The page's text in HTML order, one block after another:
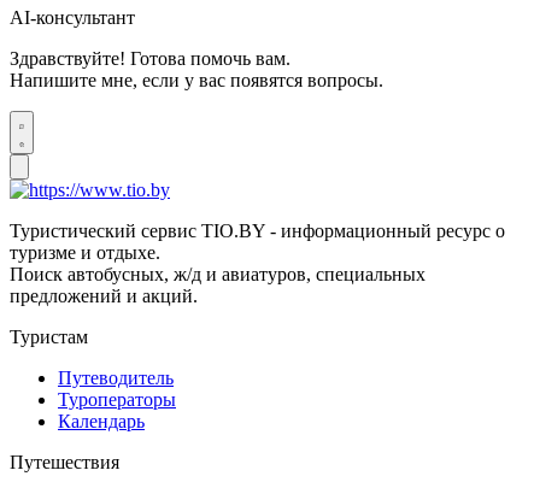
AI-консультант
Здравствуйте! Готова помочь вам.
Напишите мне, если у вас появятся вопросы.
Туристический сервис TIO.BY - информационный ресурс о
туризме и отдыхе.
Поиск автобусных, ж/д и авиатуров, специальных
предложений и акций.
Туристам
Путеводитель
Туроператоры
Календарь
Путешествия